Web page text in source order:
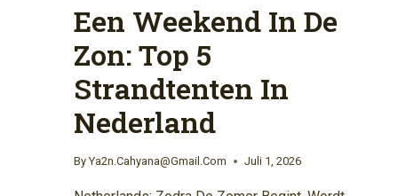
Een Weekend In De
Zon: Top 5
Strandtenten In
Nederland
By Ya2n.cahyana@gmail.com Juli 1, 2026